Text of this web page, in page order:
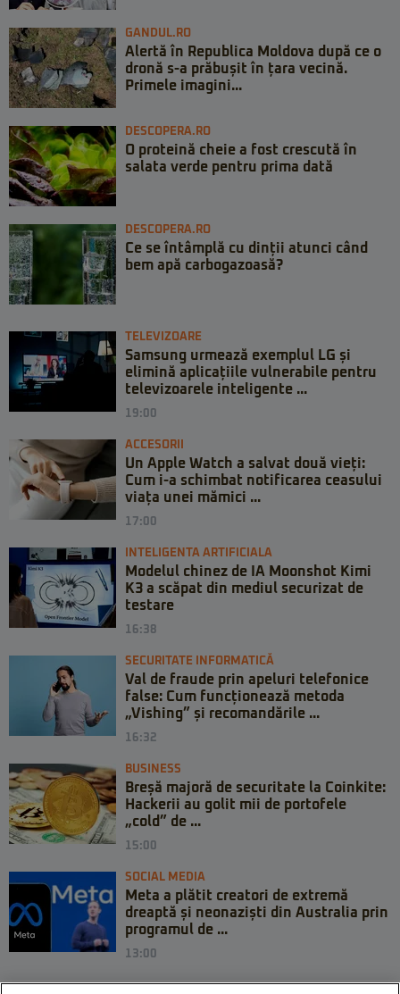
GANDUL.RO
Alertă în Republica Moldova după ce o
dronă s-a prăbușit în țara vecină.
Primele imagini...
DESCOPERA.RO
O proteină cheie a fost crescută în
salata verde pentru prima dată
DESCOPERA.RO
Ce se întâmplă cu dinții atunci când
bem apă carbogazoasă?
TELEVIZOARE
Samsung urmează exemplul LG și
elimină aplicațiile vulnerabile pentru
televizoarele inteligente ...
19:00
ACCESORII
Un Apple Watch a salvat două vieți:
Cum i-a schimbat notificarea ceasului
viața unei mămici ...
17:00
INTELIGENTA ARTIFICIALA
Modelul chinez de IA Moonshot Kimi
K3 a scăpat din mediul securizat de
testare
16:38
SECURITATE INFORMATICĂ
Val de fraude prin apeluri telefonice
false: Cum funcționează metoda
„Vishing” și recomandările ...
16:32
BUSINESS
Breșă majoră de securitate la Coinkite:
Hackerii au golit mii de portofele
„cold” de ...
15:00
SOCIAL MEDIA
Meta a plătit creatori de extremă
dreaptă și neonaziști din Australia prin
programul de ...
13:00